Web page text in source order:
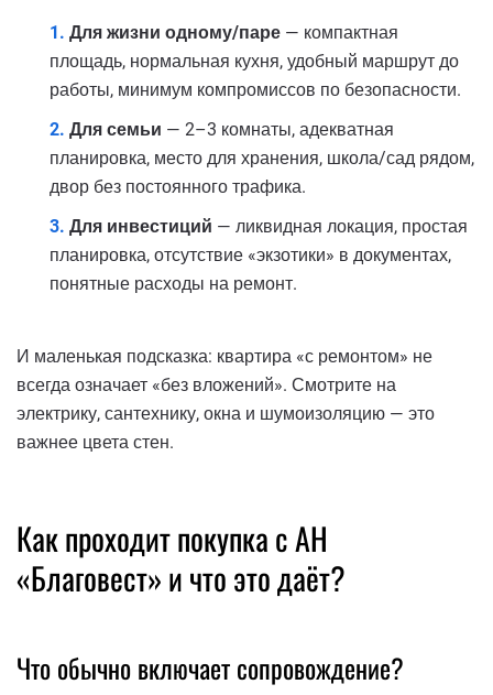
Для жизни одному/паре — компактная
площадь, нормальная кухня, удобный маршрут до
работы, минимум компромиссов по безопасности.
Для семьи — 2–3 комнаты, адекватная
планировка, место для хранения, школа/сад рядом,
двор без постоянного трафика.
Для инвестиций — ликвидная локация, простая
планировка, отсутствие «экзотики» в документах,
понятные расходы на ремонт.
И маленькая подсказка: квартира «с ремонтом» не
всегда означает «без вложений». Смотрите на
электрику, сантехнику, окна и шумоизоляцию — это
важнее цвета стен.
Как проходит покупка с АН
«Благовест» и что это даёт?
Что обычно включает сопровождение?